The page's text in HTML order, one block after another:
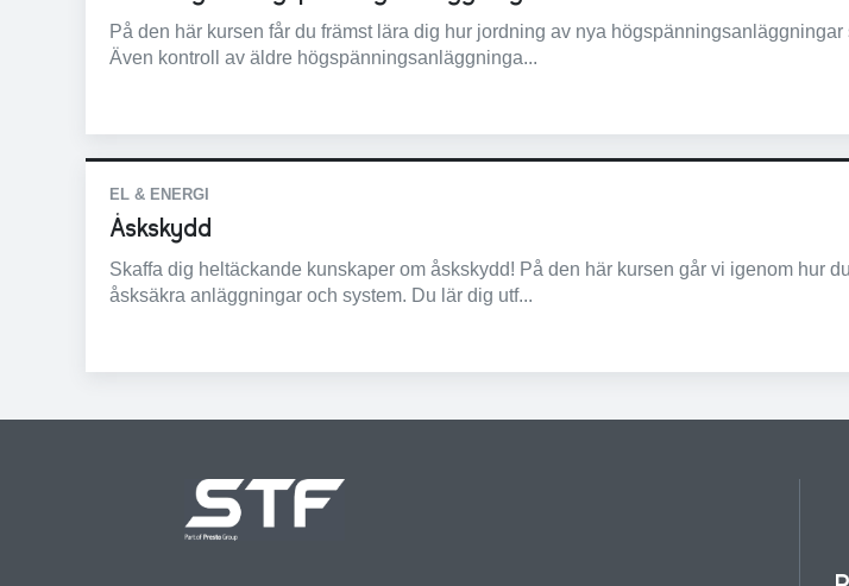
På den här kursen får du främst lära dig hur jordning av nya högspänningsanläggningar
Även kontroll av äldre högspänningsanläggninga...
EL & ENERGI
Åskskydd
Skaffa dig heltäckande kunskaper om åskskydd! På den här kursen går vi igenom hur
åsksäkra anläggningar och system. Du lär dig utf...